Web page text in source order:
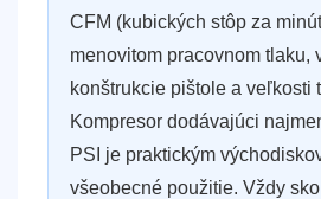
CFM (kubických stôp za
menovitom pracovnom tlaku,
konštrukcie pištole a veľkosti
Kompresor dodávajúci
PSI je praktickým
všeobecné použitie. Vždy